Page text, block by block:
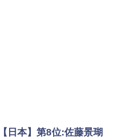
日本】第8位:佐藤景瑚